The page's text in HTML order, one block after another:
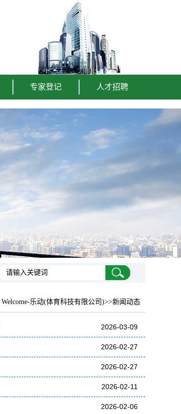
专家登记 人才招聘
Welcome-乐动(体育科技有限公司)>>新闻动态
2026-03-09
2026-02-27
2026-02-27
2026-02-11
2026-02-06